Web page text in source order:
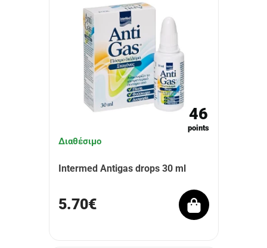
46
points
Διαθέσιμο
Intermed Antigas drops 30 ml
5.70€